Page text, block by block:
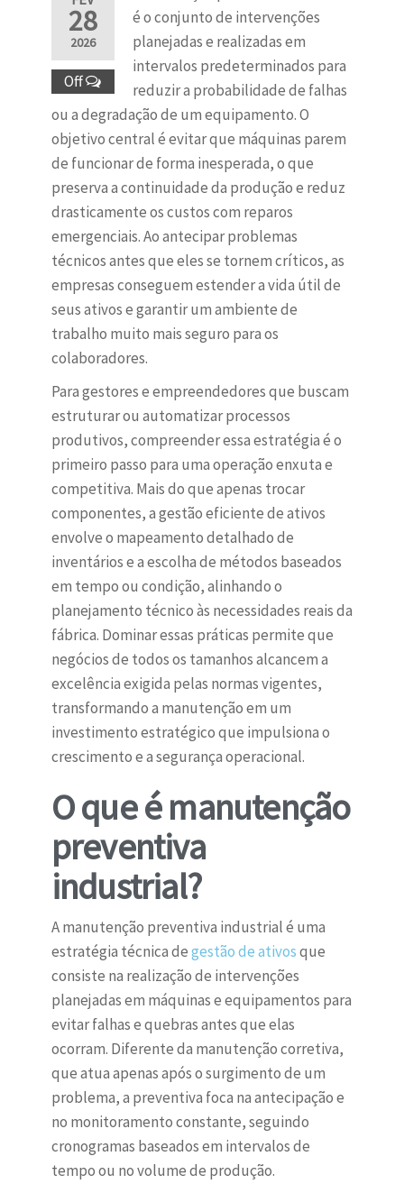
28
2026
Off
é o conjunto de intervenções
planejadas e realizadas em
intervalos predeterminados para
reduzir a probabilidade de falhas
ou a degradação de um equipamento. O
objetivo central é evitar que máquinas parem
de funcionar de forma inesperada, o que
preserva a continuidade da produção e reduz
drasticamente os custos com reparos
emergenciais. Ao antecipar problemas
técnicos antes que eles se tornem críticos, as
empresas conseguem estender a vida útil de
seus ativos e garantir um ambiente de
trabalho muito mais seguro para os
colaboradores.
Para gestores e empreendedores que buscam
estruturar ou automatizar processos
produtivos, compreender essa estratégia é o
primeiro passo para uma operação enxuta e
competitiva. Mais do que apenas trocar
componentes, a gestão eficiente de ativos
envolve o mapeamento detalhado de
inventários e a escolha de métodos baseados
em tempo ou condição, alinhando o
planejamento técnico às necessidades reais da
fábrica. Dominar essas práticas permite que
negócios de todos os tamanhos alcancem a
excelência exigida pelas normas vigentes,
transformando a manutenção em um
investimento estratégico que impulsiona o
crescimento e a segurança operacional.
O que é manutenção
preventiva
industrial?
A manutenção preventiva industrial é uma
estratégia técnica degestão de ativosque
consiste na realização de intervenções
planejadas em máquinas e equipamentos para
evitar falhas e quebras antes que elas
ocorram. Diferente da manutenção corretiva,
que atua apenas após o surgimento de um
problema, a preventiva foca na antecipação e
no monitoramento constante, seguindo
cronogramas baseados em intervalos de
tempo ou no volume de produção.